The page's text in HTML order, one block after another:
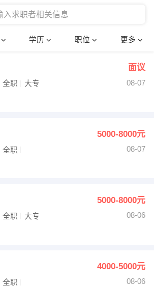
学历 职位 更多
法律
确定
面议
全职 大专
08-07
5000-8000元
全职
08-07
5000-8000元
全职 大专
08-06
4000-5000元
全职
08-06